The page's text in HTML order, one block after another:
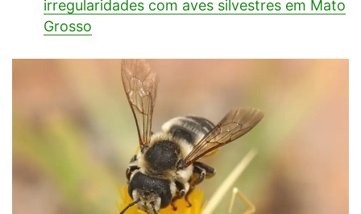
irregularidades com aves silvestres em Mato
Grosso